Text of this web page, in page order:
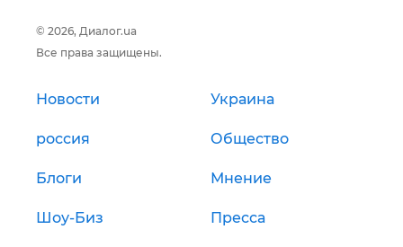
© 2026, Диалог.ua
Все права защищены.
Новости Украина
россия Общество
Блоги Мнение
Шоу-Биз Пресса